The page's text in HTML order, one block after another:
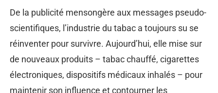
De la publicité mensongère aux messages pseudo-
scientifiques, l’industrie du tabac a toujours su se
réinventer pour survivre. Aujourd’hui, elle mise sur
de nouveaux produits – tabac chauffé, cigarettes
électroniques, dispositifs médicaux inhalés – pour
maintenir son influence et contourner les